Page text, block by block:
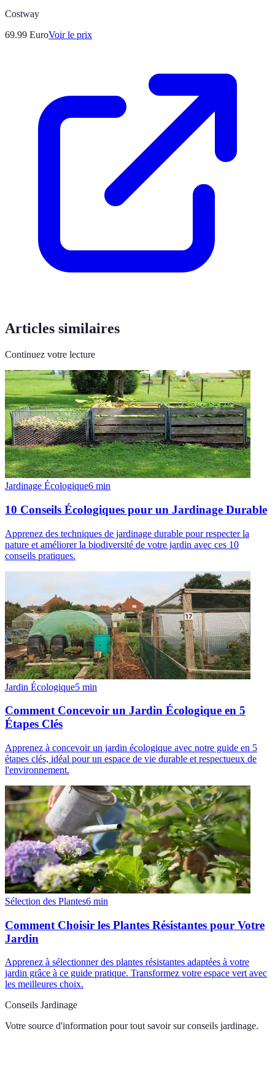
Costway
69.99 EuroVoir le prix
Articles similaires
Continuez votre lecture
Jardinage Écologique6 min
10 Conseils Écologiques pour un Jardinage Durable
Apprenez des techniques de jardinage durable pour respecter la
nature et améliorer la biodiversité de votre jardin avec ces 10
conseils pratiques.
Jardin Écologique5 min
Comment Concevoir un Jardin Écologique en 5
Étapes Clés
Apprenez à concevoir un jardin écologique avec notre guide en 5
étapes clés, idéal pour un espace de vie durable et respectueux de
l'environnement.
Sélection des Plantes6 min
Comment Choisir les Plantes Résistantes pour Votre
Jardin
Apprenez à sélectionner des plantes résistantes adaptées à votre
jardin grâce à ce guide pratique. Transformez votre espace vert avec
les meilleures choix.
Conseils Jardinage
Votre source d'information pour tout savoir sur conseils jardinage.